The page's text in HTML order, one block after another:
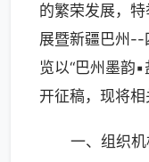
的繁荣发展，特
展暨新疆巴州--
览以“巴州墨韵
开征稿，现将相
一、组织机